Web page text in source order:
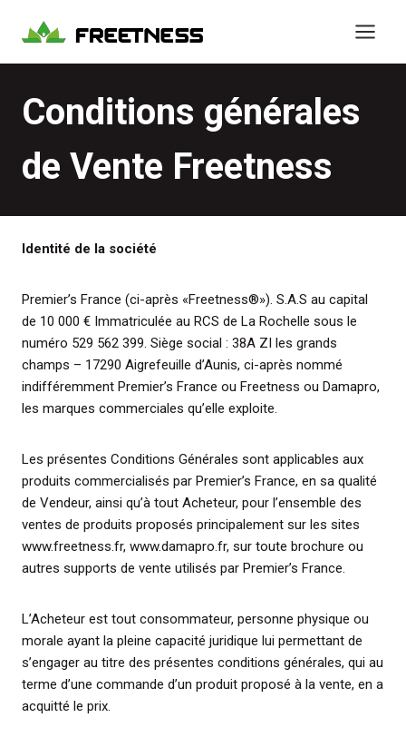
Conditions générales
de Vente Freetness
Identité de la société
Premier’s France (ci-après «Freetness®»). S.A.S au capital
de 10 000 € Immatriculée au RCS de La Rochelle sous le
numéro 529 562 399. Siège social : 38A ZI les grands
champs – 17290 Aigrefeuille d’Aunis, ci-après nommé
indifféremment Premier’s France ou Freetness ou Damapro,
les marques commerciales qu’elle exploite.
Les présentes Conditions Générales sont applicables aux
produits commercialisés par Premier’s France, en sa qualité
de Vendeur, ainsi qu’à tout Acheteur, pour l’ensemble des
ventes de produits proposés principalement sur les sites
www.freetness.fr, www.damapro.fr, sur toute brochure ou
autres supports de vente utilisés par Premier’s France.
L’Acheteur est tout consommateur, personne physique ou
morale ayant la pleine capacité juridique lui permettant de
s’engager au titre des présentes conditions générales, qui au
terme d’une commande d’un produit proposé à la vente, en a
acquitté le prix.